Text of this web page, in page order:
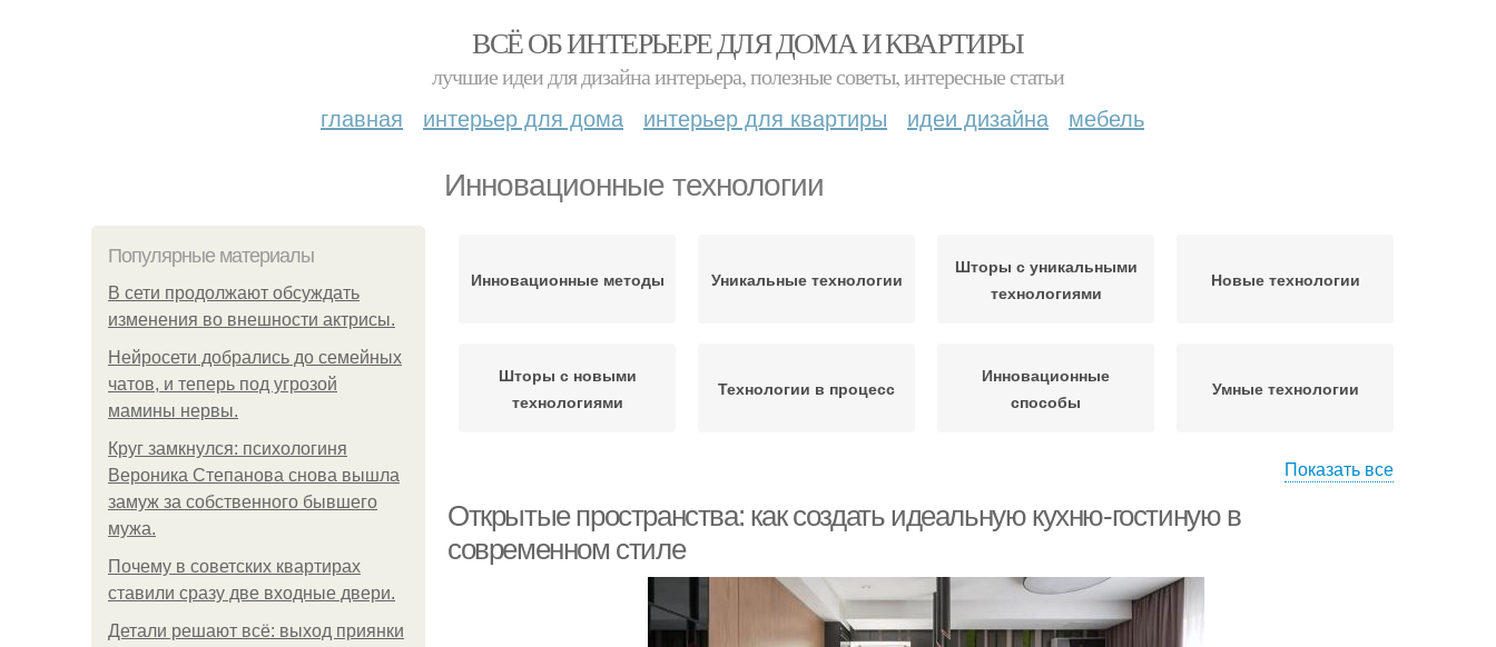
ВСЁ ОБ ИНТЕРЬЕРЕ ДЛЯ ДОМА И КВАРТИРЫ
лучшие идеи для дизайна интерьера, полезные советы, интересные статьи
главная интерьер для дома интерьер для квартиры идеи дизайна мебель
Инновационные технологии
Популярные материалы
В сети продолжают обсуждать
изменения во внешности актрисы.
Нейросети добрались до семейных
чатов, и теперь под угрозой
мамины нервы.
Круг замкнулся: психологиня
Вероника Степанова снова вышла
замуж за собственного бывшего
мужа.
Почему в советских квартирах
ставили сразу две входные двери.
Детали решают всё: выход приянки
Инновационные методы Уникальные технологии
Шторы с уникальными
технологиями
Новые технологии
Шторы с новыми
технологиями
Технологии в процесс
Инновационные
способы
Умные технологии
Показать все
Открытые пространства: как создать идеальную кухню-гостиную в
современном стиле